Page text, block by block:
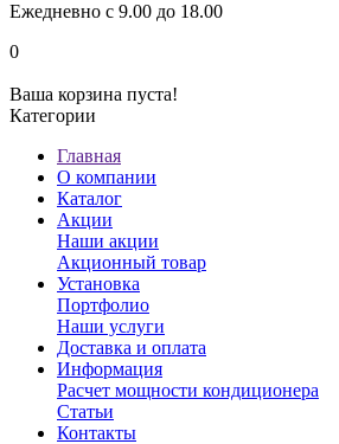
Ежедневно с 9.00 до 18.00
0
Ваша корзина пуста!
Категории
Главная
О компании
Каталог
Акции
Наши акции
Акционный товар
Установка
Портфолио
Наши услуги
Доставка и оплата
Информация
Расчет мощности кондиционера
Статьи
Контакты